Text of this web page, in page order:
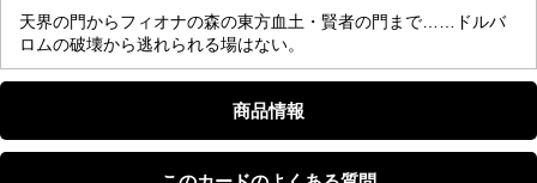
天界の門からフィオナの森の東方血土・賢者の門まで……ドルバ
ロムの破壊から逃れられる場はない。
商品情報